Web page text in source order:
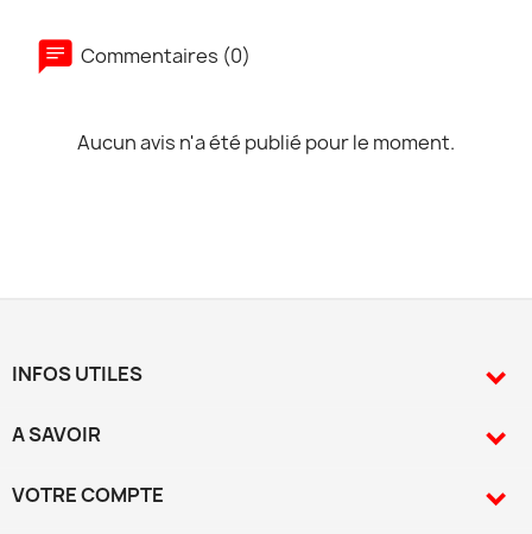
Commentaires (0)
Aucun avis n'a été publié pour le moment.
INFOS UTILES 
A SAVOIR 
VOTRE COMPTE 